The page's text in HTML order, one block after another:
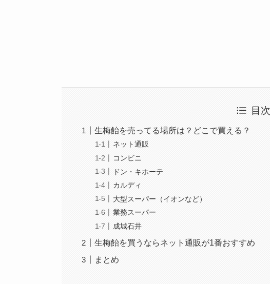
目次
生梅飴を売ってる場所は？どこで買える？
ネット通販
コンビニ
ドン・キホーテ
カルディ
大型スーパー（イオンなど）
業務スーパー
成城石井
生梅飴を買うならネット通販が1番おすすめ
まとめ